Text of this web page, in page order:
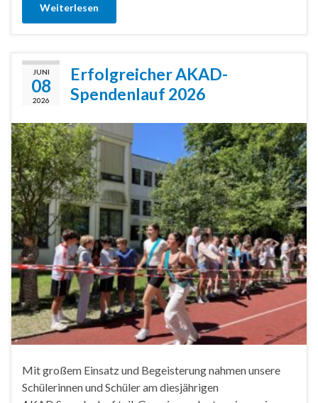
Weiterlesen
JUNI
08
2026
Erfolgreicher AKAD-
Spendenlauf 2026
Mit großem Einsatz und Begeisterung nahmen unsere
Schülerinnen und Schüler am diesjährigen